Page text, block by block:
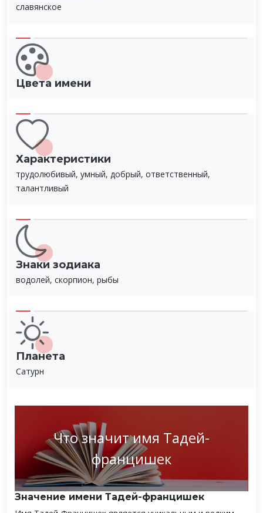
славянское
Цвета имени
Характеристики
трудолюбивый, умный, добрый, ответственный,
талантливый
Знаки зодиака
водолей, скорпион, рыбы
Планета
Сатурн
Что значит имя Тадей-
францишек
Значение имени Тадей-францишек